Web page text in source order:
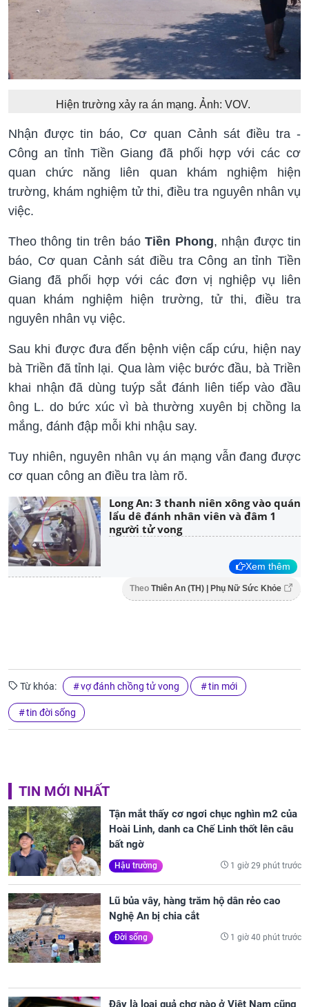
Hiện trường xảy ra án mạng. Ảnh: VOV.
Nhận được tin báo, Cơ quan Cảnh sát điều tra -
Công an tỉnh Tiền Giang đã phối hợp với các cơ
quan chức năng liên quan khám nghiệm hiện
trường, khám nghiệm tử thi, điều tra nguyên nhân vụ
việc.
Theo thông tin trên báoTiền Phong, nhận được tin
báo, Cơ quan Cảnh sát điều tra Công an tỉnh Tiền
Giang đã phối hợp với các đơn vị nghiệp vụ liên
quan khám nghiệm hiện trường, tử thi, điều tra
nguyên nhân vụ việc.
Sau khi được đưa đến bệnh viện cấp cứu, hiện nay
bà Triền đã tỉnh lại. Qua làm việc bước đầu, bà Triền
khai nhận đã dùng tuýp sắt đánh liên tiếp vào đầu
ông L. do bức xúc vì bà thường xuyên bị chồng la
mắng, đánh đập mỗi khi nhậu say.
Tuy nhiên, nguyên nhân vụ án mạng vẫn đang được
cơ quan công an điều tra làm rõ.
Long An: 3 thanh niên xông vào quán
lẩu dê đánh nhân viên và đâm 1
người tử vong
Xem thêm
Theo Thiên An (TH) | Phụ Nữ Sức Khỏe
Từ khóa: vợ đánh chồng tử vong tin mới
tin đời sống
TIN MỚI NHẤT
Tận mắt thấy cơ ngơi chục nghìn m2 của
Hoài Linh, danh ca Chế Linh thốt lên câu
bất ngờ
Hậu trường 1 giờ 29 phút trước
Lũ bủa vây, hàng trăm hộ dân rẻo cao
Nghệ An bị chia cắt
Đời sống 1 giờ 40 phút trước
Đây là loại quả chợ nào ở Việt Nam cũng